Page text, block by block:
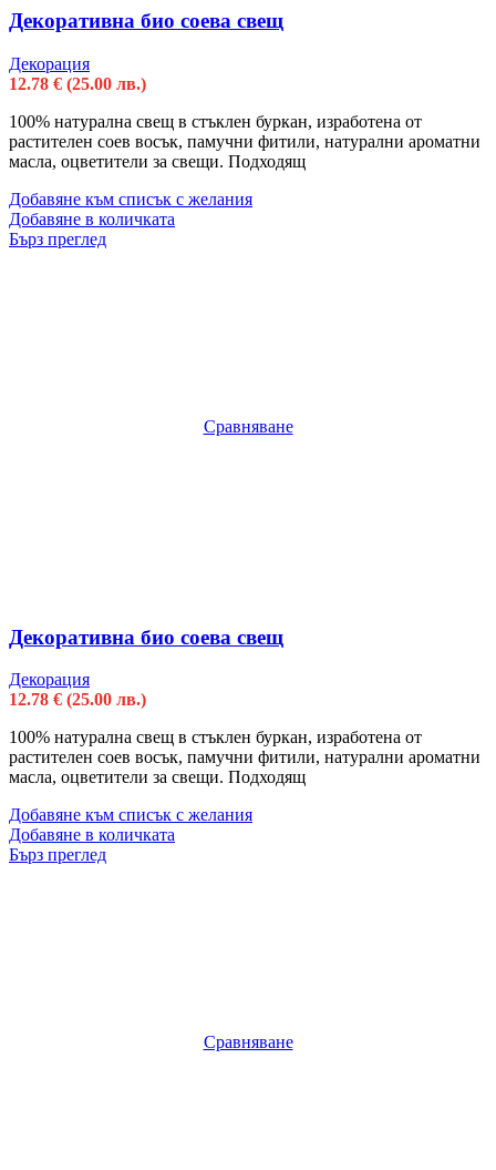
Декоративна био соева свещ
Декорация
12.78 € (25.00 лв.)
100% натурална свещ в стъклен буркан, изработена от
растителен соев восък, памучни фитили, натурални ароматни
масла, оцветители за свещи. Подходящ
Добавяне към списък с желания
Добавяне в количката
Бърз преглед
Сравняване
Декоративна био соева свещ
Декорация
12.78 € (25.00 лв.)
100% натурална свещ в стъклен буркан, изработена от
растителен соев восък, памучни фитили, натурални ароматни
масла, оцветители за свещи. Подходящ
Добавяне към списък с желания
Добавяне в количката
Бърз преглед
Сравняване